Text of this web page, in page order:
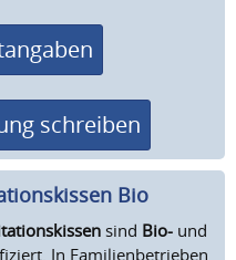
schreiben
Bio
sind Bio- und
In Familienbetrieben